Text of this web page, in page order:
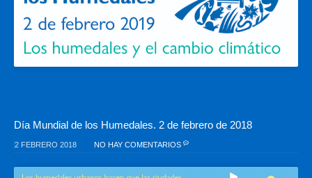
Día Mundial de los Humedales. 2 de febrero de 2018
2 FEBRERO 2018 NO HAY COMENTARIOS